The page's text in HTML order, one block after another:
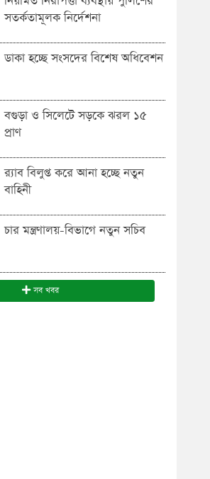
সতর্কতামূলক নির্দেশনা
ডাকা হচ্ছে সংসদের বিশেষ অধিবেশন
বগুড়া ও সিলেটে সড়কে ঝরল ১৫
প্রাণ
র‍্যাব বিলুপ্ত করে আনা হচ্ছে নতুন
বাহিনী
চার মন্ত্রণালয়-বিভাগে নতুন সচিব
সব খবর